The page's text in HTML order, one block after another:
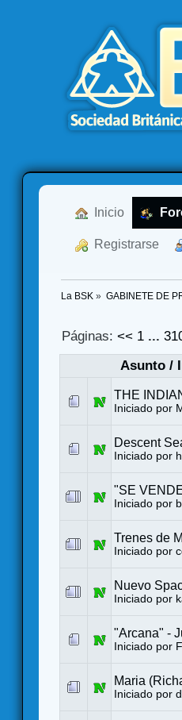
Inicio
Registrarse
La BSK » GABINETE DE
Páginas:<< 1 ...
Asunto/
THE
Iniciado por
Descent
Iniciado por
"SE
Iniciado por
Trenes de
Iniciado por
Nuevo
Iniciado por
"Arcana" -
Iniciado por
Maria
Iniciado por